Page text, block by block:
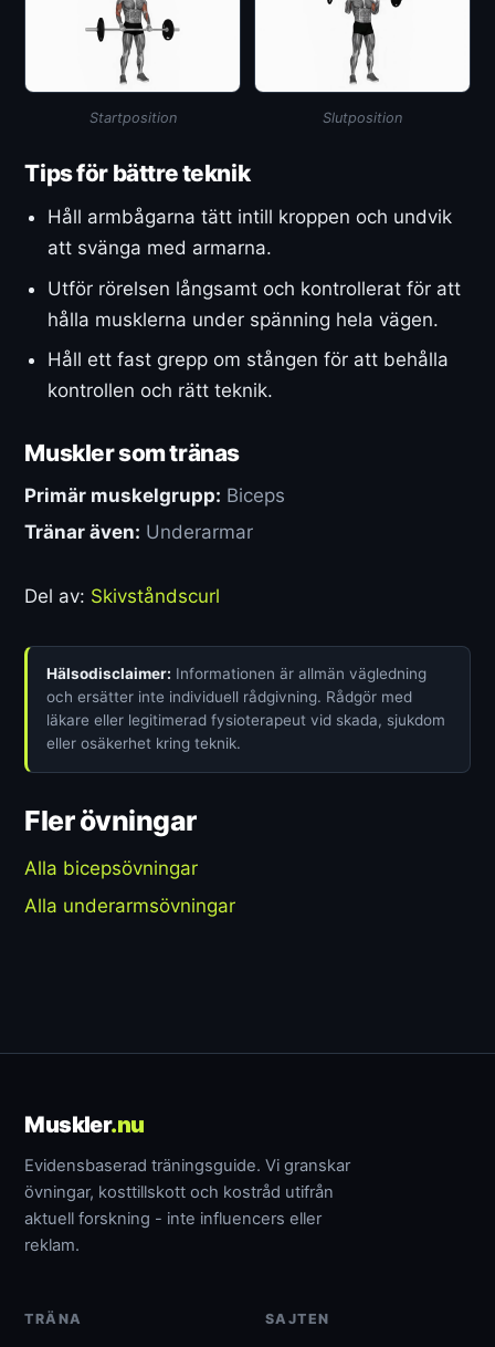
Startposition Slutposition
Tips för bättre teknik
Håll armbågarna tätt intill kroppen och undvik
att svänga med armarna.
Utför rörelsen långsamt och kontrollerat för att
hålla musklerna under spänning hela vägen.
Håll ett fast grepp om stången för att behålla
kontrollen och rätt teknik.
Muskler som tränas
Primär muskelgrupp: Biceps
Tränar även: Underarmar
Del av: Skivståndscurl
Hälsodisclaimer: Informationen är allmän vägledning
och ersätter inte individuell rådgivning. Rådgör med
läkare eller legitimerad fysioterapeut vid skada, sjukdom
eller osäkerhet kring teknik.
Fler övningar
Alla bicepsövningar
Alla underarmsövningar
Muskler.nu
Evidensbaserad träningsguide. Vi granskar
övningar, kosttillskott och kostråd utifrån
aktuell forskning - inte influencers eller
reklam.
TRÄNA SAJTEN